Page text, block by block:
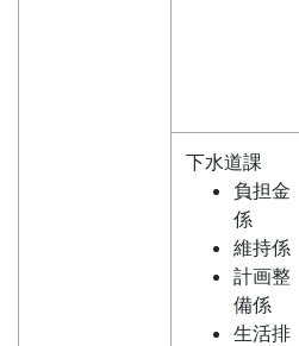
下水道課
負担金
係
維持係
計画整
備係
生活排